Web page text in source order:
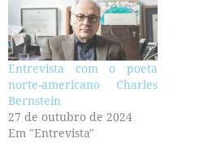
Entrevista com o poeta
norte-americano Charles
Bernstein
27 de outubro de 2024
Em "Entrevista"